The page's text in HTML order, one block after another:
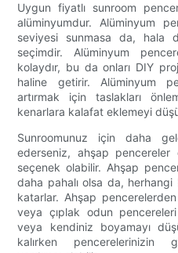
Uygun fiyatlı sunroom
alüminyumdur. Alüminyum
seviyesi sunmasa da, hala
seçimdir. Alüminyum
kolaydır, bu da onları DIY
haline getirir. Alüminyum
artırmak için taslakları
kenarlara kalafat eklemeyi
Sunroomunuz için daha
ederseniz, ahşap
seçenek olabilir. Ahşap
daha pahalı olsa da,
katarlar. Ahşap
veya çıplak odun
veya kendiniz boyamayı
kalırken pencerelerinizin